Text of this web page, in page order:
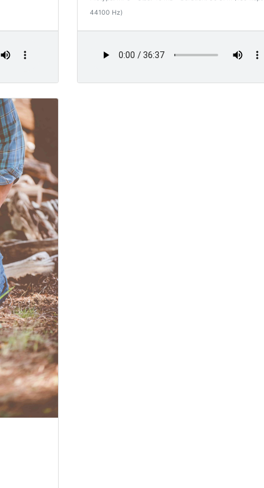
44100 Hz)